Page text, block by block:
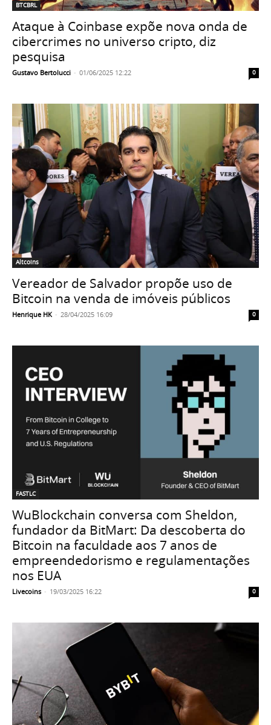
BTCBRL
Ataque à Coinbase expõe nova onda de
cibercrimes no universo cripto, diz
pesquisa
Gustavo Bertolucci - 01/06/2025 12:22 0
Altcoins
Vereador de Salvador propõe uso de
Bitcoin na venda de imóveis públicos
Henrique HK - 28/04/2025 16:09 0
FASTLC
WuBlockchain conversa com Sheldon,
fundador da BitMart: Da descoberta do
Bitcoin na faculdade aos 7 anos de
empreendedorismo e regulamentações
nos EUA
Livecoins - 19/03/2025 16:22 0